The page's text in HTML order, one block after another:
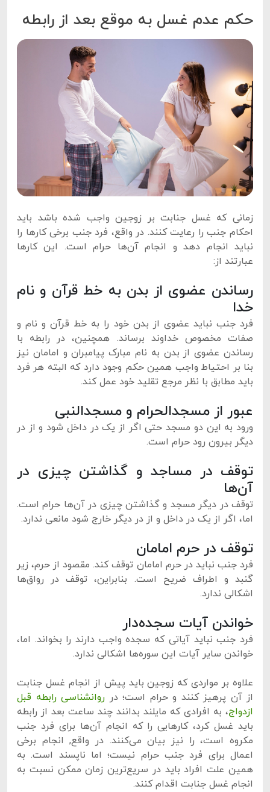
حکم عدم غسل به موقع بعد از رابطه
زمانی که غسل جنابت بر زوجین واجب شده باشد باید
احکام جنب را رعایت کنند. در واقع، فرد جنب برخی کارها را
نباید انجام دهد و انجام آن‌ها حرام است. این کارها
عبارتند از:
رساندن عضوی از بدن به خط قرآن و نام
خدا
فرد جنب نباید عضوی از بدن خود را به خط قرآن و نام و
صفات مخصوص خداوند برساند. همچنین، در رابطه با
رساندن عضوی از بدن به نام مبارک پیامبران و امامان نیز
بنا بر احتیاط واجب همین حکم وجود دارد که البته هر فرد
باید مطابق با نظر مرجع تقلید خود عمل کند.
عبور از مسجدالحرام و مسجدالنبی
ورود به این دو مسجد حتی اگر از یک در داخل شود و از در
دیگر بیرون رود حرام است.
توقف در مساجد و گذاشتن چیزی در
آن‌ها
توقف در دیگر مسجد و گذاشتن چیزی در آن‌ها حرام است.
اما، اگر از یک در داخل و از در دیگر خارج شود مانعی ندارد.
توقف در حرم امامان
فرد جنب نباید در حرم امامان توقف کند. مقصود از حرم، زیر
گنبد و اطراف ضریح است. بنابراین، توقف در رواق‌ها
اشکالی ندارد.
خواندن آیات سجده‌دار
فرد جنب نباید آیاتی که سجده واجب دارند را بخواند. اما،
خواندن سایر آیات این سوره‌ها اشکالی ندارد.
علاوه بر مواردی که زوجین باید پیش از انجام غسل جنابت
از آن پرهیز کنند و حرام است؛ در روانشناسی رابطه قبل
ازدواج، به افرادی که مایلند بدانند چند ساعت بعد از رابطه
باید غسل کرد، کارهایی را که انجام آن‌ها برای فرد جنب
مکروه است، را نیز بیان می‌کنند. در واقع, انجام برخی
اعمال برای فرد جنب حرام نیست؛ اما ناپسند است. به
همین علت افراد باید در سریع‌ترین زمان ممکن نسبت به
انجام غسل جنابت اقدام کنند.